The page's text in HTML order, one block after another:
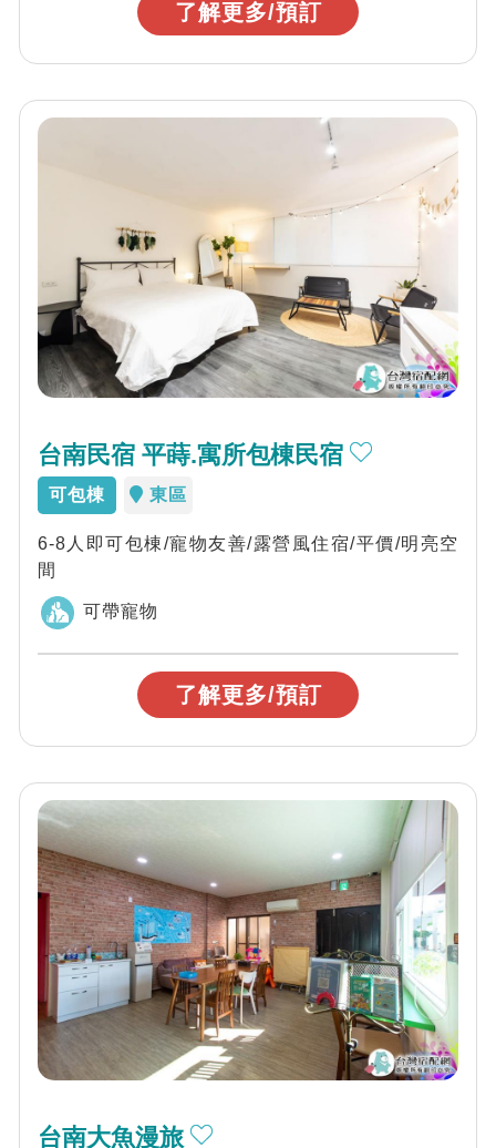
了解更多/預訂
台南民宿 平蒔.寓所包棟民宿
可包棟 東區
6-8人即可包棟/寵物友善/露營風住宿/平價/明亮空
間
可帶寵物
了解更多/預訂
台南大魚漫旅